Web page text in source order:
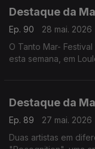
Destaque da
Ep. 90
28 mai. 2026
O Tanto Mar-
esta semana, em
Destaque da
Ep. 89
27 mai. 2026
Duas artistas em